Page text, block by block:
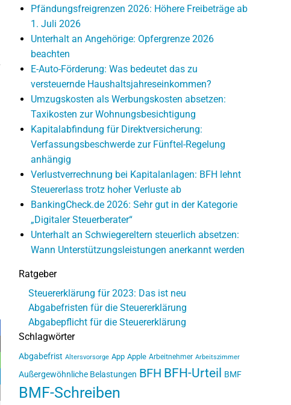
Pfändungsfreigrenzen 2026: Höhere Freibeträge ab
1. Juli 2026
Unterhalt an Angehörige: Opfergrenze 2026
beachten
E-Auto-Förderung: Was bedeutet das zu
versteuernde Haushaltsjahreseinkommen?
Umzugskosten als Werbungskosten absetzen:
Taxikosten zur Wohnungsbesichtigung
Kapitalabfindung für Direktversicherung:
Verfassungsbeschwerde zur Fünftel-Regelung
anhängig
Verlustverrechnung bei Kapitalanlagen: BFH lehnt
Steuererlass trotz hoher Verluste ab
BankingCheck.de 2026: Sehr gut in der Kategorie
„Digitaler Steuerberater“
Unterhalt an Schwiegereltern steuerlich absetzen:
Wann Unterstützungsleistungen anerkannt werden
Ratgeber
Steuererklärung für 2023: Das ist neu
Abgabefristen für die Steuererklärung
Abgabepflicht für die Steuererklärung
Schlagwörter
Abgabefrist Altersvorsorge App Apple Arbeitnehmer Arbeitszimmer
Außergewöhnliche Belastungen BFH BFH-Urteil BMF
BMF-Schreiben